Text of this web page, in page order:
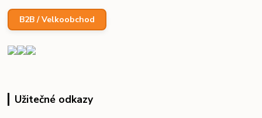
B2B / Velkoobchod
Užitečné odkazy